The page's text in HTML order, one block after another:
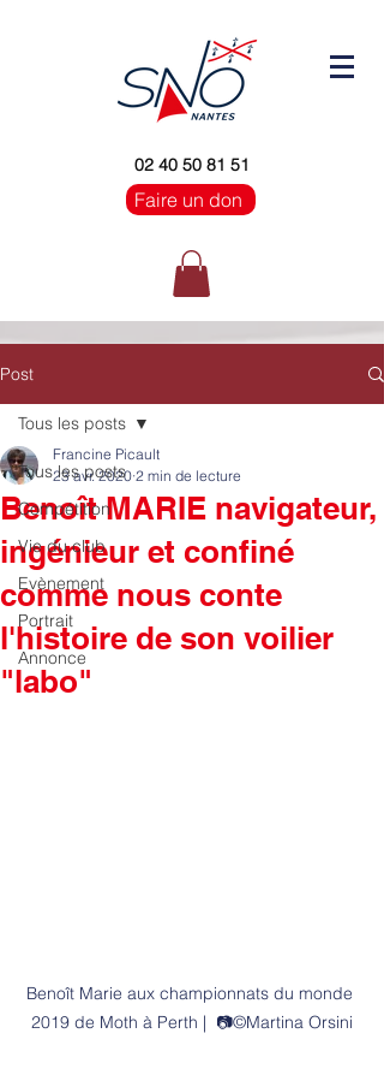
02 40 50 81 51
Faire un don
Post
Tous les posts
Compétition
Vie du club
Evènement
Portrait
Annonce
Tous les posts
Benoît MARIE navigateur,
ingénieur et confiné
comme nous conte
l'histoire de son voilier
"labo"
Francine Picault
23 avr. 2020 2 min de lecture
Benoît Marie aux championnats du monde
2019 de Moth à Perth |  📷©Martina Orsini